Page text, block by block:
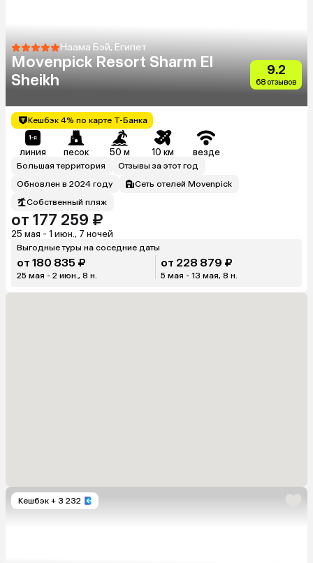
Наама Бэй, Египет
Movenpick Resort Sharm El
Sheikh
9.2
68 отзывов
Кешбэк 4% по карте Т-Банка
линия песок 50 м 10 км везде
Большая территория
Отзывы за этот год
Обновлен в 2024 году
Сеть отелей Movenpick
Собственный пляж
от 177 259 ₽
25 мая - 1 июн., 7 ночей
Выгодные туры на соседние даты
от 180 835 ₽
25 мая - 2 июн., 8 н.
от 228 879 ₽
5 мая - 13 мая, 8 н.
Кешбэк + 3 232